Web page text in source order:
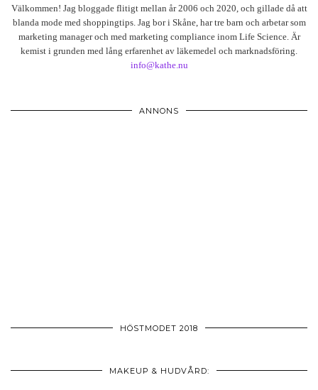
Välkommen! Jag bloggade flitigt mellan år 2006 och 2020, och gillade då att
blanda mode med shoppingtips. Jag bor i Skåne, har tre barn och arbetar som
marketing manager och med marketing compliance inom Life Science. Är
kemist i grunden med lång erfarenhet av läkemedel och marknadsföring.
info@kathe.nu
ANNONS
HÖSTMODET 2018
MAKEUP & HUDVÅRD: